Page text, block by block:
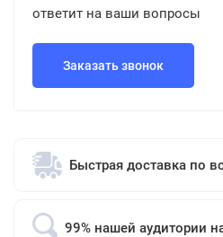
ответит на ваши вопросы
Заказать звонок
Быстрая доставка по
99% нашей аудитории